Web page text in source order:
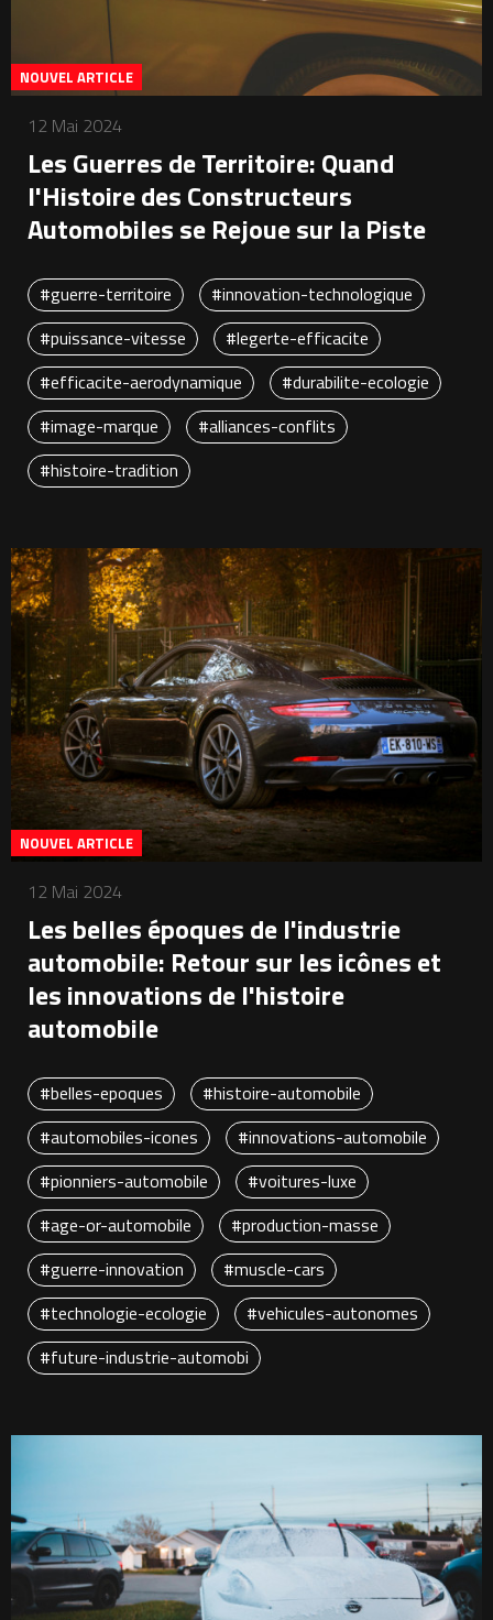
NOUVEL ARTICLE
12 Mai 2024
Les Guerres de Territoire: Quand
l'Histoire des Constructeurs
Automobiles se Rejoue sur la Piste
#guerre-territoire
#innovation-technologique
#puissance-vitesse
#legerte-efficacite
#efficacite-aerodynamique
#durabilite-ecologie
#image-marque
#alliances-conflits
#histoire-tradition
NOUVEL ARTICLE
12 Mai 2024
Les belles époques de l'industrie
automobile: Retour sur les icônes et
les innovations de l'histoire
automobile
#belles-epoques
#histoire-automobile
#automobiles-icones
#innovations-automobile
#pionniers-automobile
#voitures-luxe
#age-or-automobile
#production-masse
#guerre-innovation
#muscle-cars
#technologie-ecologie
#vehicules-autonomes
#future-industrie-automobi